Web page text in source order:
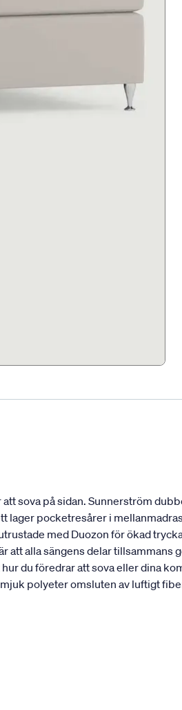
sova på sidan. Sunnerström
pocketresårer i
med Duozon för ökad
alla sängens delar
du föredrar att sova eller dina
polyeter omsluten av luftigt